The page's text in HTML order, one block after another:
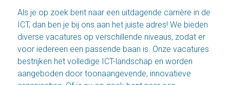
Als je op zoek bent naar een uitdagende carrière in de
ICT, dan ben je bij ons aan het juiste adres! We bieden
diverse vacatures op verschillende niveaus, zodat er
voor iedereen een passende baan is. Onze vacatures
bestrijken het volledige ICT-landschap en worden
aangeboden door toonaangevende, innovatieve